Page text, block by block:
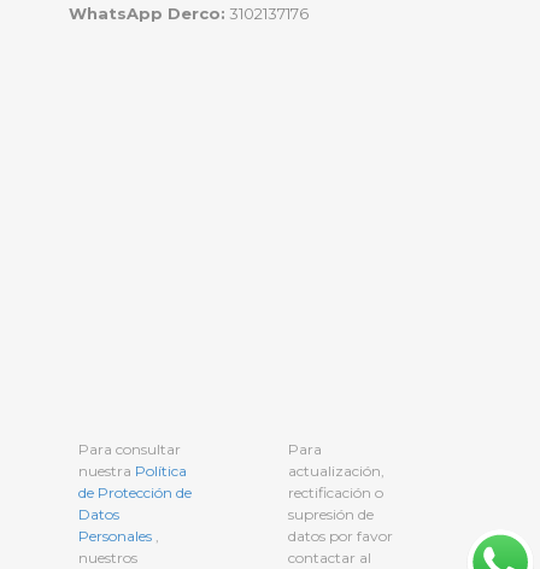
WhatsApp Derco: 3102137176
Para consultar
nuestra Política
de Protección de
Datos
Personales ,
nuestros
Para
actualización,
rectificación o
supresión de
datos por favor
contactar al